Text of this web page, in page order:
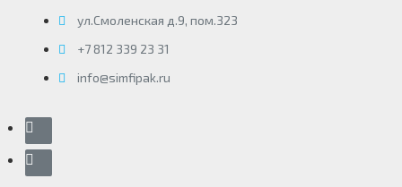
ул.Смоленская д.9, пом.323
+7 812 339 23 31
info@simfipak.ru